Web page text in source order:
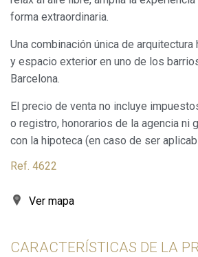
forma extraordinaria.
Una combinación única de
y espacio exterior en uno de los
Barcelona.
El precio de venta no incluye
o registro, honorarios de la agencia ni
con la hipoteca (en caso de ser
Ref. 4622
Ver mapa
CARACTERÍSTICAS DE LA
Estas cookies son utilizadas para
sobre las preferencias y elecciones
navegación. Gracias a ellas, podemos
de navegación en el sitio web y
relacionada con el perfil de